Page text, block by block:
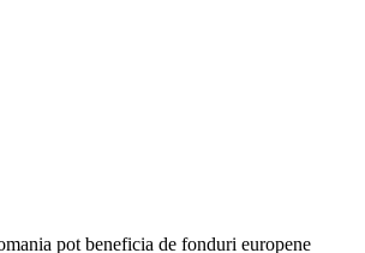
pot beneficia de fonduri europene